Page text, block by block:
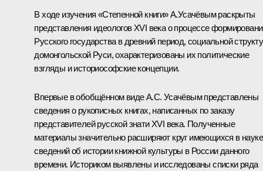
В ходе изучения «Степенной книги» А.Усачёвым раскрыты
представления идеологов XVI века о процессе
Русского государства в древний период, социальной
домонгольской Руси, охарактеризованы их политические
взгляды и историософские концепции.
Впервые в обобщённом виде А.С. Усачёвым представлены
сведения о рукописных книгах, написанных по заказу
представителей русской знати XVI века. Полученные
материалы значительно расширяют круг имеющихся в науке
сведений об истории книжной культуры в России данного
времени. Историком выявлены и исследованы списки ряда